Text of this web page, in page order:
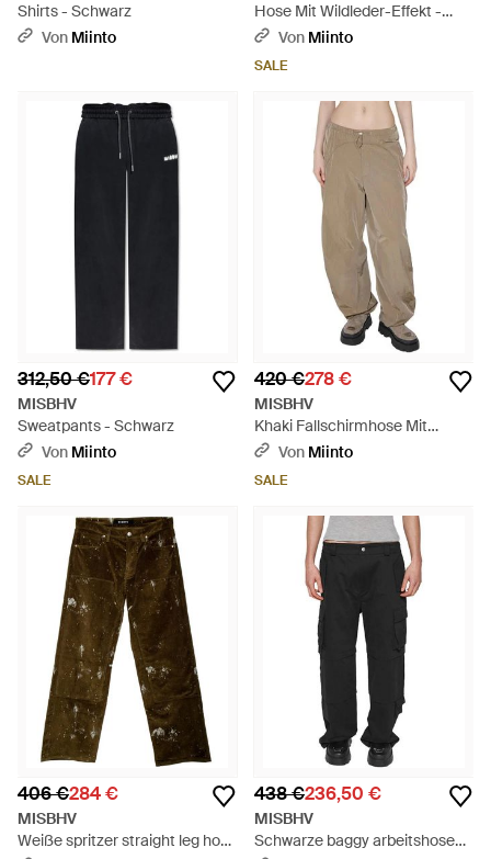
Shirts - Schwarz
Von Miinto
Hose Mit Wildleder-Effekt -
Schwarz
Von Miinto
SALE
312,50 €177 €
MISBHV
Sweatpants - Schwarz
Von Miinto
SALE
420 €278 €
MISBHV
Khaki Fallschirmhose Mit
Monogrammmuster - Natur
Von Miinto
SALE
406 €284 €
MISBHV
Weiße spritzer straight leg hose
438 €236,50 €
MISBHV
Schwarze baggy arbeitshose